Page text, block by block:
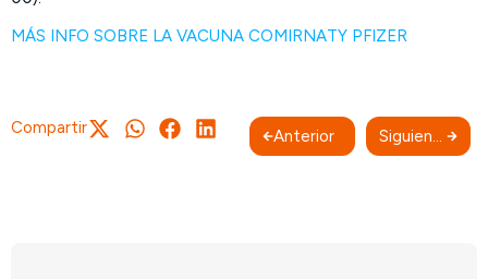
MÁS INFO SOBRE LA VACUNA COMIRNATY PFIZER
Compartir Anterior Siguiente